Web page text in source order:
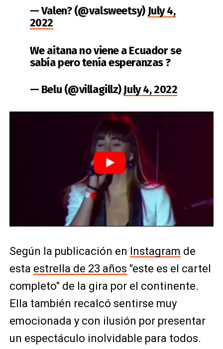
— Valen? (@valsweetsy) July 4,
2022
We aitana no viene a Ecuador se
sabía pero tenía esperanzas ?
— Belu (@villagillz)July 4, 2022
Según la publicación en Instagram de
esta estrella de 23 años "este es el cartel
completo" de la gira por el continente.
Ella también recalcó sentirse muy
emocionada y con ilusión por presentar
un espectáculo inolvidable para todos.